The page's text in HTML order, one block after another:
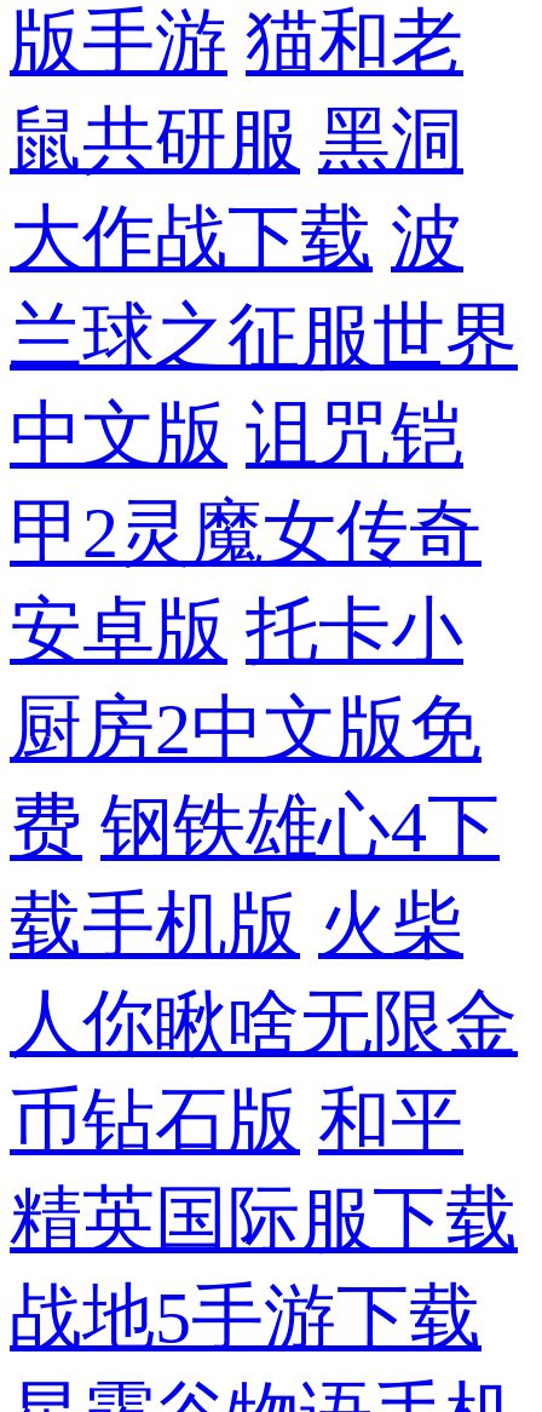
版手游 猫和老
鼠共研服 黑洞
大作战下载 波
兰球之征服世界
中文版 诅咒铠
甲2灵魔女传奇
安卓版 托卡小
厨房2中文版免
费 钢铁雄心4下
载手机版 火柴
人你瞅啥无限金
币钻石版 和平
精英国际服下载
战地5手游下载